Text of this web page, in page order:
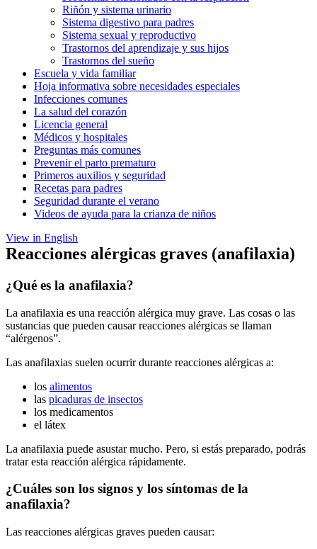
Riñón y sistema urinario
Sistema digestivo para padres
Sistema sexual y reproductivo
Trastornos del aprendizaje y sus hijos
Trastornos del sueño
Escuela y vida familiar
Hoja informativa sobre necesidades especiales
Infecciones comunes
La salud del corazón
Licencia general
Médicos y hospitales
Preguntas más comunes
Prevenir el parto prematuro
Primeros auxilios y seguridad
Recetas para padres
Seguridad durante el verano
Videos de ayuda para la crianza de niños
View in English
Reacciones alérgicas graves (anafilaxia)
¿Qué es la anafilaxia?
La anafilaxia es una reacción alérgica muy grave. Las cosas o las
sustancias que pueden causar reacciones alérgicas se llaman
“alérgenos”.
Las anafilaxias suelen ocurrir durante reacciones alérgicas a:
los alimentos
las picaduras de insectos
los medicamentos
el látex
La anafilaxia puede asustar mucho. Pero, si estás preparado, podrás
tratar esta reacción alérgica rápidamente.
¿Cuáles son los signos y los síntomas de la
anafilaxia?
Las reacciones alérgicas graves pueden causar: